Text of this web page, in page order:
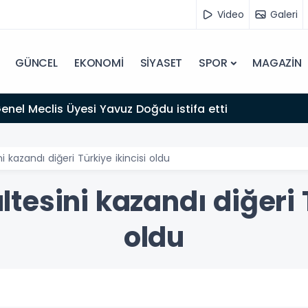
Video Galeri
GÜNCEL EKONOMİ SİYASET SPOR MAGAZİN
Meclis Üyesi Yavuz Doğdu istifa etti
kazandı diğeri Türkiye ikincisi oldu
kazandı
oldu